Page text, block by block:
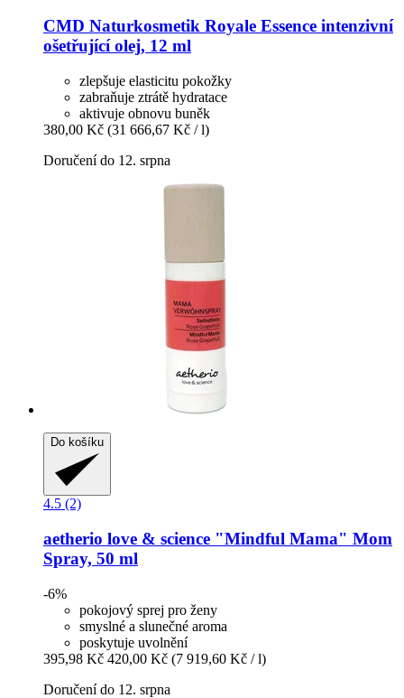
CMD Naturkosmetik Royale Essence intenzivní
ošetřující olej, 12 ml
zlepšuje elasticitu pokožky
zabraňuje ztrátě hydratace
aktivuje obnovu buněk
380,00 Kč (31 666,67 Kč / l)
Doručení do 12. srpna
Do košíku
4.5 (2)
aetherio love & science "Mindful Mama" Mom
Spray, 50 ml
-6%
pokojový sprej pro ženy
smyslné a slunečné aroma
poskytuje uvolnění
395,98 Kč 420,00 Kč (7 919,60 Kč / l)
Doručení do 12. srpna